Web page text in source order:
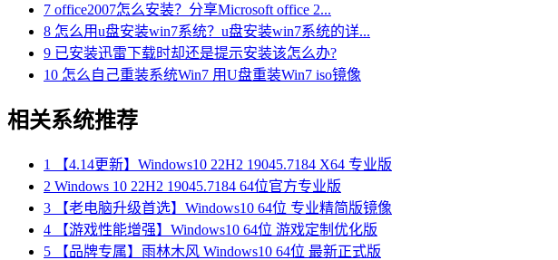
7 office2007怎么安装？分享Microsoft office 2...
8 怎么用u盘安装win7系统？u盘安装win7系统的详...
9 已安装迅雷下载时却还是提示安装该怎么办?
10 怎么自己重装系统Win7 用U盘重装Win7 iso镜像
相关系统推荐
1
【4.14更新】Windows10 22H2 19045.7184 X64 专业版
2 Windows 10 22H2 19045.7184 64位官方专业版
3 【老电脑升级首选】Windows10 64位 专业精简版镜像
4 【游戏性能增强】Windows10 64位 游戏定制优化版
5 【品牌专属】雨林木风 Windows10 64位 最新正式版